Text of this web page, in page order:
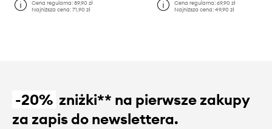
Cena regularna:89,90 zł
Najniższa cena:71,90 zł
Cena regularna: 69,90 zł
Najniższa cena: 49,90 zł
-20% zniżki** na pierwsze zakupy
za zapis do newslettera.